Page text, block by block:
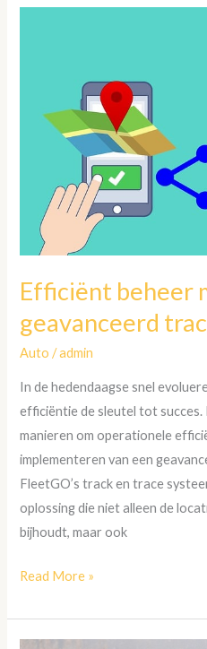
Efficiënt beheer
geavanceerd
Auto /admin
In de hedendaagse snel
efficiëntie de sleutel tot
manieren om operationele
implementeren van een
FleetGO’s track en trace
oplossing die niet alleen de
bijhoudt, maar ook
geavanceerd
Read More »